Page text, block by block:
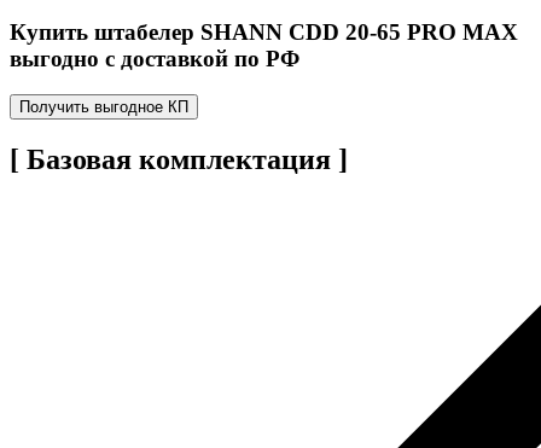
Купить штабелер SHANN CDD 20-65 PRO MAX
выгодно с доставкой по РФ
Получить выгодное КП
[ Базовая комплектация ]